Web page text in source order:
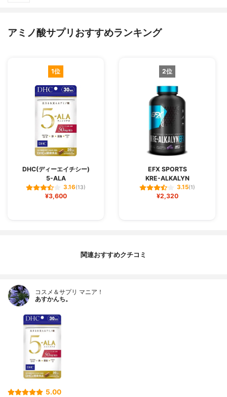
アミノ酸サプリおすすめランキング
1位
DHC(ディーエイチシー)
5-ALA
3.16(13)
¥3,600
2位
EFX SPORTS
KRE-ALKALYN
3.15(1)
¥2,320
関連おすすめクチコミ
コスメ＆サプリ マニア！
あすかんち。
5.00